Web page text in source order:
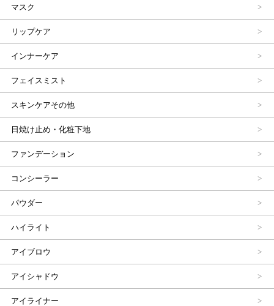
マスク
リップケア
インナーケア
フェイスミスト
スキンケアその他
日焼け止め・化粧下地
ファンデーション
コンシーラー
パウダー
ハイライト
アイブロウ
アイシャドウ
アイライナー